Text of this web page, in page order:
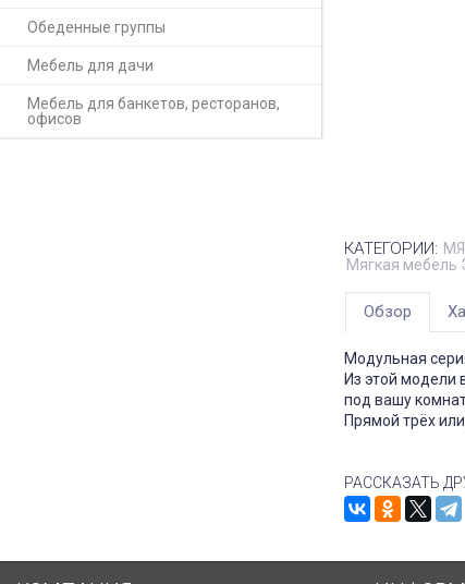
Обеденные группы
Мебель для дачи
Мебель для банкетов, ресторанов,
офисов
КАТЕГОРИИ:
Мягкая мебель
Обзор
Модульная
Из этой модели
под вашу
Прямой трёх
РАССКАЗАТЬ